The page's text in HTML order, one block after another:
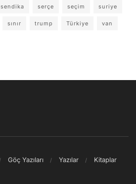
sendika serçe seçim suriye
sınır trump Türkiye van
Göç Yazıları Yazılar Kitaplar